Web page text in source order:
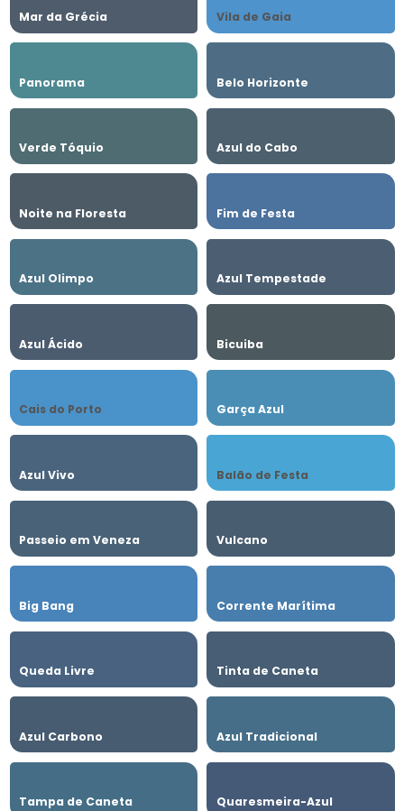
Mar da Grécia Vila de Gaia
Panorama Belo Horizonte
Verde Tóquio Azul do Cabo
Noite na Floresta Fim de Festa
Azul Olimpo Azul Tempestade
Azul Ácido Bicuiba
Cais do Porto Garça Azul
Azul Vivo Balão de Festa
Passeio em Veneza Vulcano
Big Bang Corrente Marítima
Queda Livre Tinta de Caneta
Azul Carbono Azul Tradicional
Tampa de Caneta Quaresmeira-Azul